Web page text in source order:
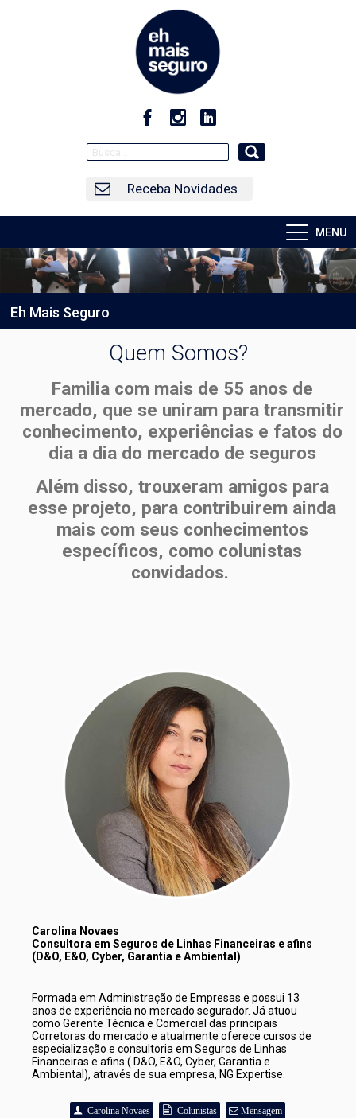
Receba Novidades
MENU
Eh Mais Seguro
Quem Somos?
Familia com mais de 55 anos de
mercado, que se uniram para transmitir
conhecimento, experiências e fatos do
dia a dia do mercado de seguros
Além disso, trouxeram amigos para
esse projeto, para contribuirem ainda
mais com seus conhecimentos
específicos, como colunistas
convidados.
Carolina Novaes
Consultora em Seguros de Linhas Financeiras e afins
(D&O, E&O, Cyber, Garantia e Ambiental)
Formada em Administração de Empresas e possui 13
anos de experiência no mercado segurador. Já atuou
como Gerente Técnica e Comercial das principais
Corretoras do mercado e atualmente oferece cursos de
especialização e consultoria em Seguros de Linhas
Financeiras e afins ( D&O, E&O, Cyber, Garantia e
Ambiental), através de sua empresa, NG Expertise.
Carolina Novaes Colunistas Mensagem